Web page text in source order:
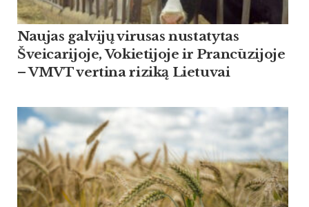
Naujas galvijų virusas nustatytas
Šveicarijoje, Vokietijoje ir Prancūzijoje
– VMVT vertina riziką Lietuvai